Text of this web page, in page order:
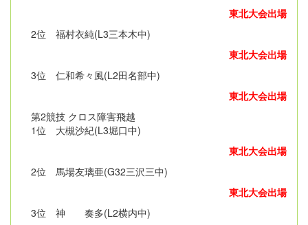
東北大会出場
2位 福村衣純(L3三本木中)
東北大会出場
3位 仁和希々風(L2田名部中)
東北大会出場
第2競技 クロス障害飛越
1位 大槻沙紀(L3堀口中)
東北大会出場
2位 馬場友璃亜(G32三沢三中)
東北大会出場
3位 神 奏多(L2横内中)